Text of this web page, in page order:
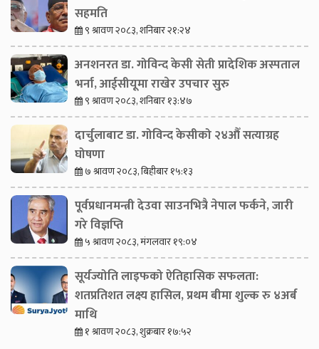
सहमति
९ श्रावण २०८३, शनिबार २१:२४
अनशनरत डा. गोविन्द केसी सेती प्रादेशिक अस्पताल
भर्ना, आईसीयूमा राखेर उपचार सुरु
९ श्रावण २०८३, शनिबार १३:४७
दार्चुलाबाट डा. गोविन्द केसीको २४औँ सत्याग्रह
घोषणा
७ श्रावण २०८३, बिहीबार १५:१३
पूर्वप्रधानमन्त्री देउवा साउनभित्रै नेपाल फर्कने, जारी
गरे विज्ञप्ति
५ श्रावण २०८३, मंगलवार १९:०४
सूर्यज्योति लाइफको ऐतिहासिक सफलता:
शतप्रतिशत लक्ष्य हासिल, प्रथम बीमा शुल्क रु ४अर्ब
माथि
१ श्रावण २०८३, शुक्रबार १७:५२